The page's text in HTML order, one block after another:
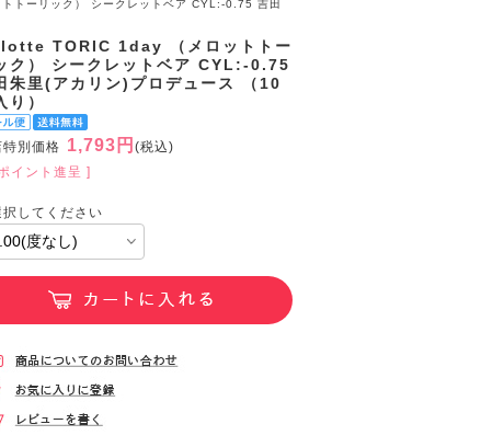
トーリック） シークレットベア CYL:-0.75 吉田
TORIC 1day （メロットトー
ク） シークレットベア CYL:-0.75
朱里(アカリン)プロデュース （10
り）
特別価格 1,793円 (税込)
イント進呈 ]